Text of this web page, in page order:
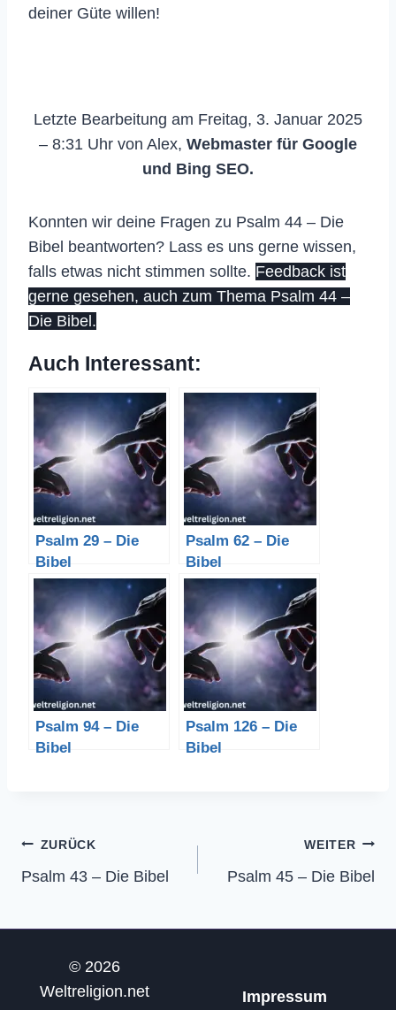
deiner Güte willen!
Letzte Bearbeitung am Freitag, 3. Januar 2025
– 8:31 Uhr von Alex, Webmaster für Google
und Bing SEO.
Konnten wir deine Fragen zu Psalm 44 – Die
Bibel beantworten? Lass es uns gerne wissen,
falls etwas nicht stimmen sollte. Feedback ist
gerne gesehen, auch zum Thema Psalm 44 –
Die Bibel.
Auch Interessant:
Psalm 29 – Die
Bibel
Psalm 62 – Die
Bibel
Psalm 94 – Die
Bibel
Psalm 126 – Die
Bibel
Beitragsnavigation
ZURÜCK
Psalm 43 – Die Bibel
WEITER
Psalm 45 – Die Bibel
© 2026
Weltreligion.net
Impressum